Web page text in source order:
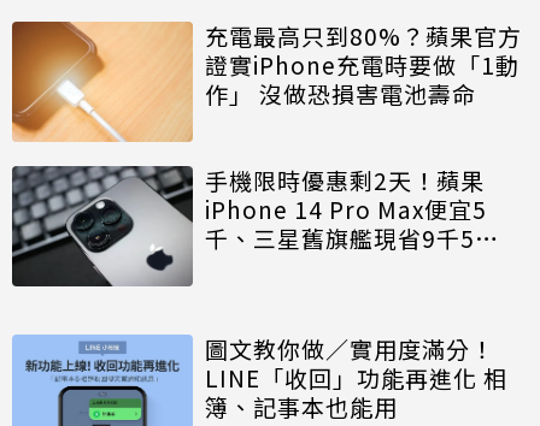
充電最高只到80%？蘋果官方
證實iPhone充電時要做「1動
作」 沒做恐損害電池壽命
手機限時優惠剩2天！蘋果
iPhone 14 Pro Max便宜5
千、三星舊旗艦現省9千5
圖文教你做／實用度滿分！
LINE「收回」功能再進化 相
簿、記事本也能用